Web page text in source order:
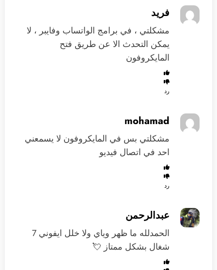
فريد
مشكلتي ، في برامج الواتساب وفايبر ، لا
يمكن التحدث الا عن طريق فتح
المايكروفون
رد
mohamad
مشكلتي بس في المايكروفون لا يسمعني
احد في اتصال فيديو
رد
عبدالرحمن
الحمدلله ما ظهر وياي ولا خلل ايفوني 7
شغال بشكل ممتاز 💘